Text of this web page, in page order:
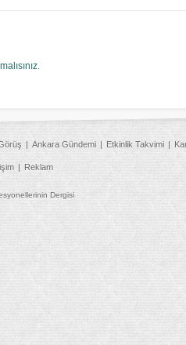
.
Ankara Gündemi Etkinlik Takvimi
Reklam
Dergisi